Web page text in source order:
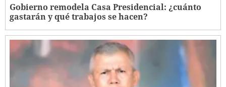
Gobierno remodela Casa Presidencial: ¿cuánto
gastarán y qué trabajos se hacen?